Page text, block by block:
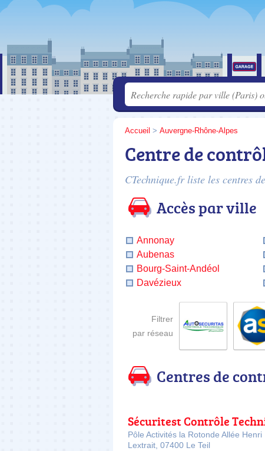
Accueil > Auvergne-Rhône-Alpes
Centre de
CTechnique.fr liste les centres
Accès par ville
Annonay
Aubenas
Bourg-Saint-Andéol
Davézieux
Filtrer
par réseau
Centres de
Sécuritest Contrôle
Automobile LE TEIL
Pôle Activités la Rotonde Allée Henri
Lextrait, 07400 Le Teil